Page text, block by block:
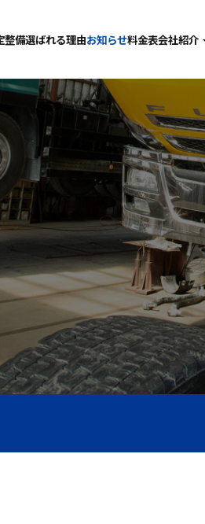
理
作
整備選ばれる理由お知らせ料金表会社紹介
社長
会社
採用